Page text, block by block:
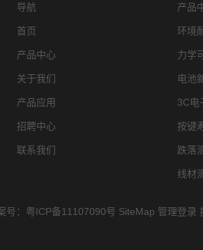
导航
首页
产品中心
关于我们
产品应用
招聘中心
联系我们
产品
环境
力学
电池
3C电
按键
跌落
线材
： 粤ICP备11107090号 SiteMap 管理登录